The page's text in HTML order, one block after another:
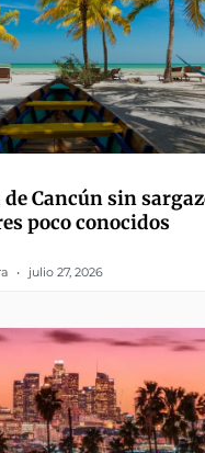
de Cancún sin
poco conocidos
julio 27, 2026